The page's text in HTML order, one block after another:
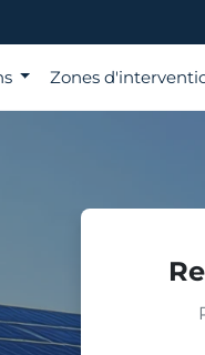
Zones